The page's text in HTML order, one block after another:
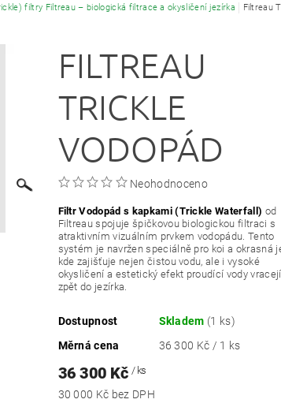
JEZÍRKOVÁ ČERPADLA A VYSAVAČE
ÚPRAVA VODY, CHOVNÉ POTŘEBY
filtry Filtreau – biologická filtrace a okysličení jezírka
Filtreau
FILTREAU
TRICKLE
VODOPÁD
Neohodnoceno
Filtr Vodopád s kapkami (Trickle Waterfall) od
Filtreau spojuje špičkovou biologickou filtraci s
atraktivním vizuálním prvkem vodopádu. Tento
systém je navržen speciálně pro koi a okrasná
kde zajišťuje nejen čistou vodu, ale i vysoké
okysličení a estetický efekt proudící vody
zpět do jezírka.
Dostupnost Skladem (1 ks)
Měrná cena
36 300 Kč / 1 ks
36 300 Kč / ks
30 000 Kč bez DPH